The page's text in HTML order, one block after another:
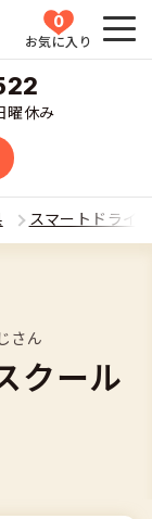
0
お気に入り
曜休み
スマートドライ
さん
クール